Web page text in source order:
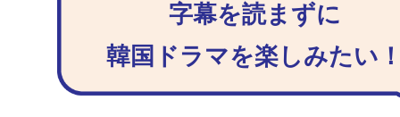
字幕を読まずに
韓国ドラマを楽しみたい